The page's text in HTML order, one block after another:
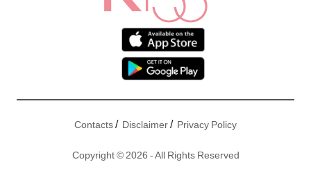
Contacts/ Disclaimer/ Privacy Policy
Copyright © 2026 - All Rights Reserved